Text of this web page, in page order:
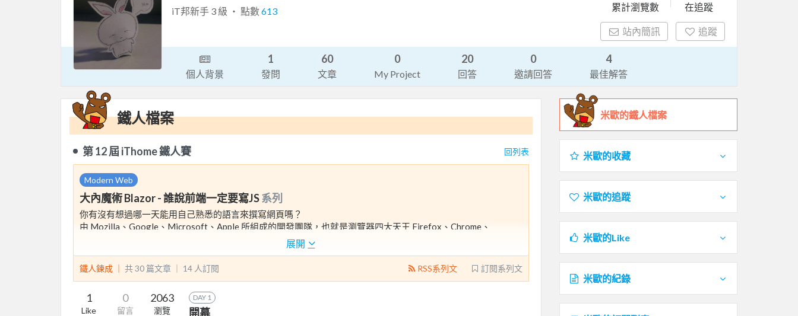
iT邦新手 3 級 ‧ 點數613 累計瀏覽數
在追蹤
站內簡訊 追蹤
個人背景
1
發問
60
文章
0
My Project
20
回答
0
邀請回答
4
最佳解答
鐵人檔案
第 12 屆 iThome 鐵人賽 回列表
Modern Web
大內魔術 Blazor - 誰說前端一定要寫JS系列
你有沒有想過哪一天能用自己熟悉的語言來撰寫網頁嗎？
由 Mozilla、Google、Microsoft、Apple 所組成的開發團隊，也就是瀏覽器四大天王 Firefox、Chrome、
Microsoft Edge、Safari 共同推動名為 WebAssembly 的新技術，讓網頁開發者能運用自己熟悉的程式語言，編譯
再藉虛擬機器引擎在瀏覽器內執行，而微軟陣營的新框架 Blazor 從此誕生。
展開
鐵人鍊成 ｜ 共 30 篇文章 ｜ 14 人訂閱 訂閱系列文
RSS系列文
1
Like
0
留言
2063
瀏覽
DAY 1
開幕
米歐的鐵人檔案
米歐的收藏
米歐的追蹤
米歐的Like
米歐的紀錄